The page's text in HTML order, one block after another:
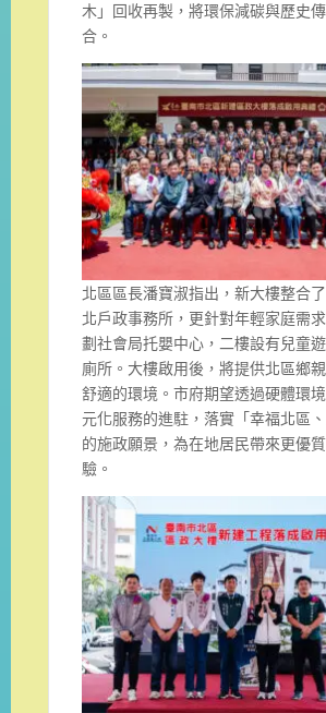
木」回收再製，將環保減碳與歷史
合。
北區區長潘寶淑指出，新大樓整合
北戶政事務所，更針對年輕家庭需
劃社會局托嬰中心，二樓設有兒童
廁所。大樓啟用後，將提供北區鄉
舒適的環境。市府期望透過硬體環
元化服務的進駐，落實「幸福北區、
的施政願景，為在地居民帶來更優
驗。